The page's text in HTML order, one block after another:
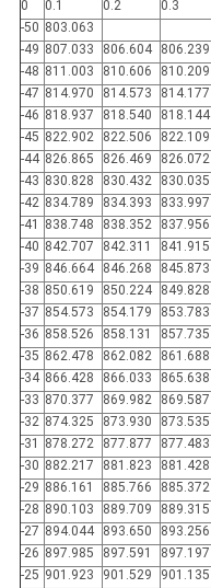
0
0.1 0.2 0.3
-50 803.063
-49 807.033 806.604 806.239
-48 811.003 810.606 810.209
-47 814.970 814.573 814.177
-46 818.937 818.540 818.144
-45 822.902 822.506 822.109
-44 826.865 826.469 826.072
-43 830.828 830.432 830.035
-42 834.789 834.393 833.997
-41
838.748 838.352 837.956
-40 842.707 842.311 841.915
-39 846.664 846.268 845.873
-38 850.619 850.224 849.828
-37 854.573 854.179 853.783
-36 858.526 858.131 857.735
-35 862.478 862.082 861.688
-34 866.428 866.033 865.638
-33 870.377 869.982 869.587
-32 874.325 873.930 873.535
-31
878.272 877.877 877.483
-30 882.217 881.823 881.428
-29 886.161 885.766 885.372
-28 890.103 889.709 889.315
-27 894.044 893.650 893.256
-26 897.985 897.591 897.197
-25 901.923 901.529 901.135